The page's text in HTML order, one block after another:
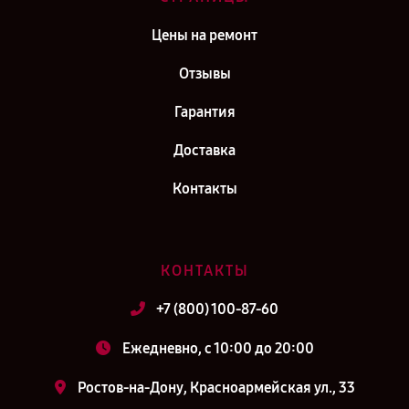
Цены на ремонт
Отзывы
Гарантия
Доставка
Контакты
КОНТАКТЫ
+7 (800) 100-87-60
Ежедневно, с 10:00 до 20:00
Ростов-на-Дону, Красноармейская ул., 33